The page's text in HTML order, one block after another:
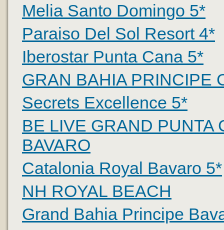
Melia Santo Domingo 5*
Paraiso Del Sol Resort 4*
Iberostar Punta Cana 5*
GRAN BAHIA PRINCIPE
Secrets Excellence 5*
BE LIVE GRAND PUNTA
BAVARO
Catalonia Royal Bavaro 5*
NH ROYAL BEACH
Grand Bahia Principe